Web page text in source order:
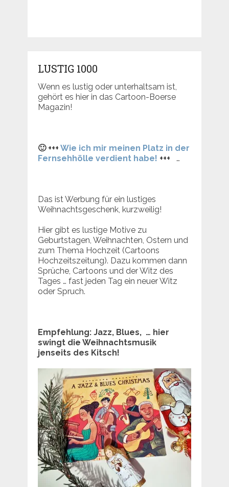
LUSTIG 1000
Wenn es lustig oder unterhaltsam ist,
gehört es hier in das Cartoon-Boerse
Magazin!
🙂 +++ Wie ich mir meinen Platz in der
Fernsehhölle verdient habe! +++ …
Das ist Werbung für ein lustiges
Weihnachtsgeschenk, kurzweilig!
Hier gibt es lustige Motive zu
Geburtstagen, Weihnachten, Ostern und
zum Thema Hochzeit (Cartoons
Hochzeitszeitung). Dazu kommen dann
Sprüche, Cartoons und der Witz des
Tages … fast jeden Tag ein neuer Witz
oder Spruch.
Empfehlung: Jazz, Blues, … hier
swingt die Weihnachtsmusik
jenseits des Kitsch!